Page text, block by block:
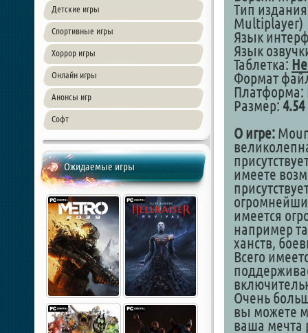
Детские игры
Спортивные игры
Хоррор игры
Онлайн игры
Анонсы игр
Софт
Ожидаемые игры
Тип
Multiplayer)
Язык
Язык
Таблетка:
Формат
Платформа:
Размер:4.54
О игре:
имеете
имеется
например
ханств,
Всего
Очень
вы можете
ваша мечта